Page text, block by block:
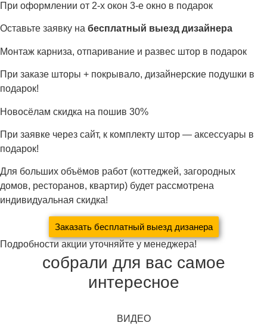
При оформлении от 2-х окон 3-е окно в подарок
Оставьте заявку на бесплатный выезд дизайнера
Монтаж карниза, отпаривание и развес штор в подарок
При заказе шторы + покрывало, дизайнерские подушки в
подарок!
Новосёлам скидка на пошив 30%
При заявке через сайт, к комплекту штор — аксессуары в
подарок!
Для больших объёмов работ (коттеджей, загородных
домов, ресторанов, квартир) будет рассмотрена
индивидуальная скидка!
Заказать бесплатный выезд дизанера
Подробности акции уточняйте у менеджера!
собрали для вас самое
интересное
ВИДЕО